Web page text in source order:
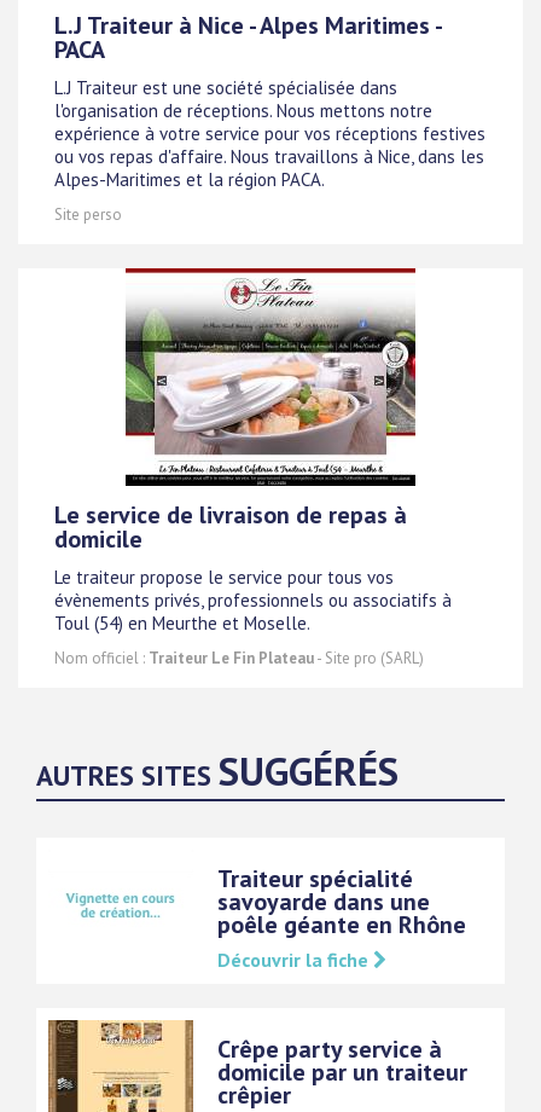
L.J Traiteur à Nice - Alpes Maritimes -
PACA
L.J Traiteur est une société spécialisée dans
l'organisation de réceptions. Nous mettons notre
expérience à votre service pour vos réceptions festives
ou vos repas d'affaire. Nous travaillons à Nice, dans les
Alpes-Maritimes et la région PACA.
Site perso
Le service de livraison de repas à
domicile
Le traiteur propose le service pour tous vos
évènements privés, professionnels ou associatifs à
Toul (54) en Meurthe et Moselle.
Nom officiel : Traiteur Le Fin Plateau- Site pro (SARL)
AUTRES SITES SUGGÉRÉS
Traiteur spécialité
savoyarde dans une
poêle géante en Rhône
Découvrir la fiche
Crêpe party service à
domicile par un traiteur
crêpier